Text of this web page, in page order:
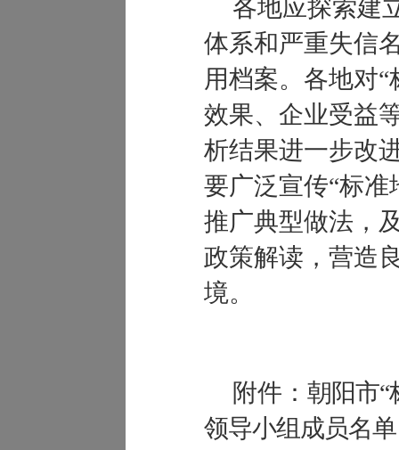
各地应探索建
体系和严重失信
用档案。各地对
效果、企业受益
析结果进一步改
要广泛宣传“标准
推广典型做法，
政策解读，营造
境。
附件： 朝阳市“
领导小组成员名单